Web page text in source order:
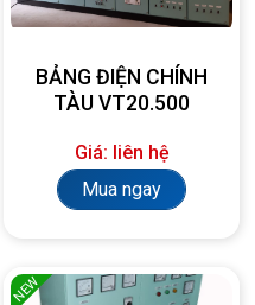
BẢNG ĐIỆN CHÍNH
TÀU VT20.500
Giá: liên hệ
Mua ngay
NEW